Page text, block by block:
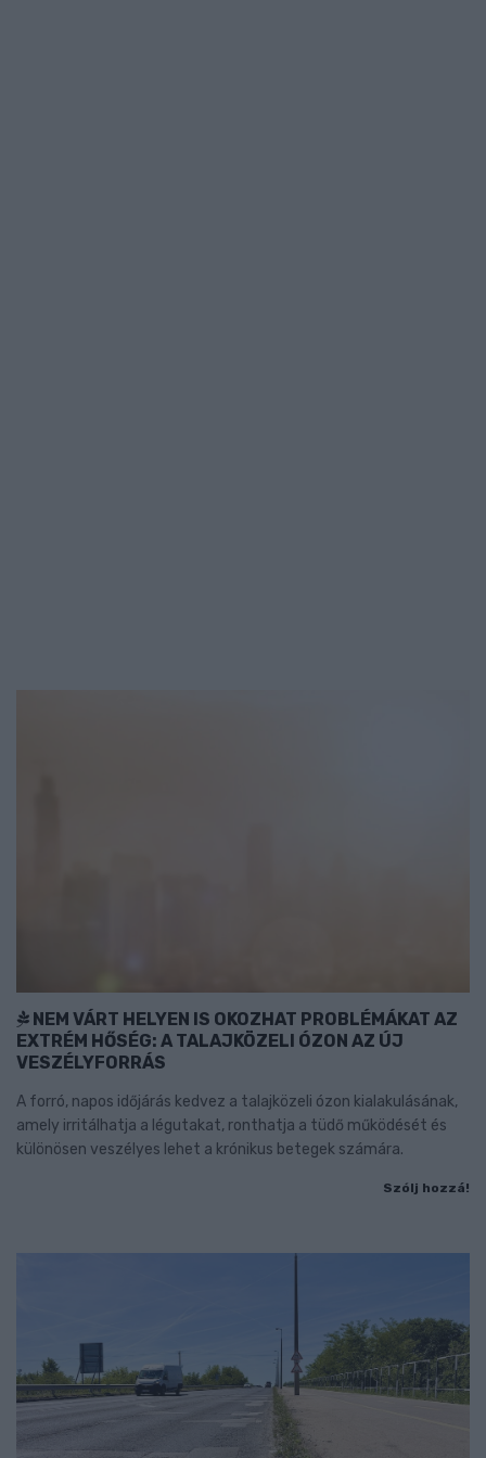
NEM VÁRT HELYEN IS OKOZHAT PROBLÉMÁKAT AZ
EXTRÉM HŐSÉG: A TALAJKÖZELI ÓZON AZ ÚJ
VESZÉLYFORRÁS
A forró, napos időjárás kedvez a talajközeli ózon kialakulásának,
amely irritálhatja a légutakat, ronthatja a tüdő működését és
különösen veszélyes lehet a krónikus betegek számára.
Szólj hozzá!